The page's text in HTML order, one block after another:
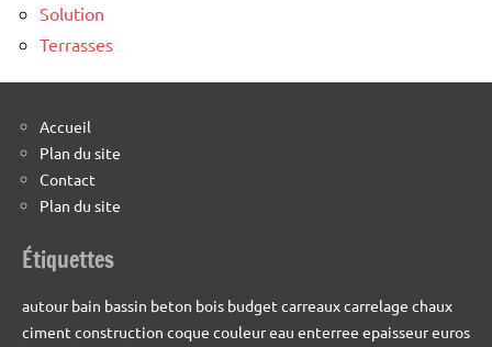
Solution
Terrasses
Accueil
Plan du site
Contact
Plan du site
Étiquettes
autour bain bassin beton bois budget carreauxcarrelage chaux
ciment construction coque couleureau enterree epaisseureuros